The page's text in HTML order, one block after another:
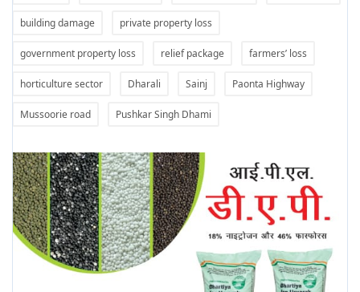
building damage private property loss
government property loss relief package farmers’ loss
horticulture sector Dharali Sainj Paonta Highway
Mussoorie road Pushkar Singh Dhami